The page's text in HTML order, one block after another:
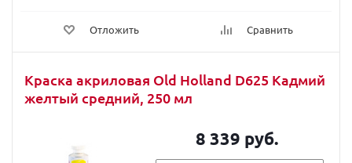
Отложить Сравнить
Краска акриловая Old Holland D625 Кадмий
желтый средний, 250 мл
8 339 руб.